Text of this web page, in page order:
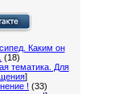
Каким он
(18)
тематика. Для
]
! (33)